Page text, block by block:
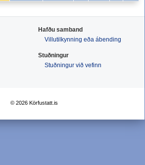
Hafðu samband
Villutilkynning eða ábending
Stuðningur
Stuðningur við vefinn
© 2026 Körfustatt.is